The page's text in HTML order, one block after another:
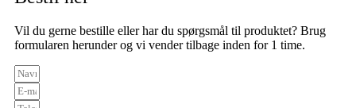
Vil du gerne bestille eller har du spørgsmål til produktet? Brug
formularen herunder og vi vender tilbage inden for 1 time.